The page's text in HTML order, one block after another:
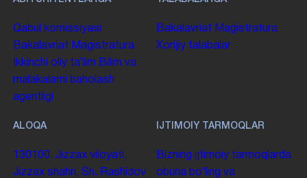
Qabul komissiyasi
Bakalavriat Magistratura
Ikkinchi oliy taʼlim Bilim va
malakalarni baholash
agentligi
Bakalavriat Magistratura
Xorijiy talabalar
ALOQA
130100. Jizzax viloyati,
Jizzax shahri, Sh. Rashidov
IJTIMOIY TARMOQLAR
Bizning ijtimoiy tarmoqlarda
obuna boʻling va